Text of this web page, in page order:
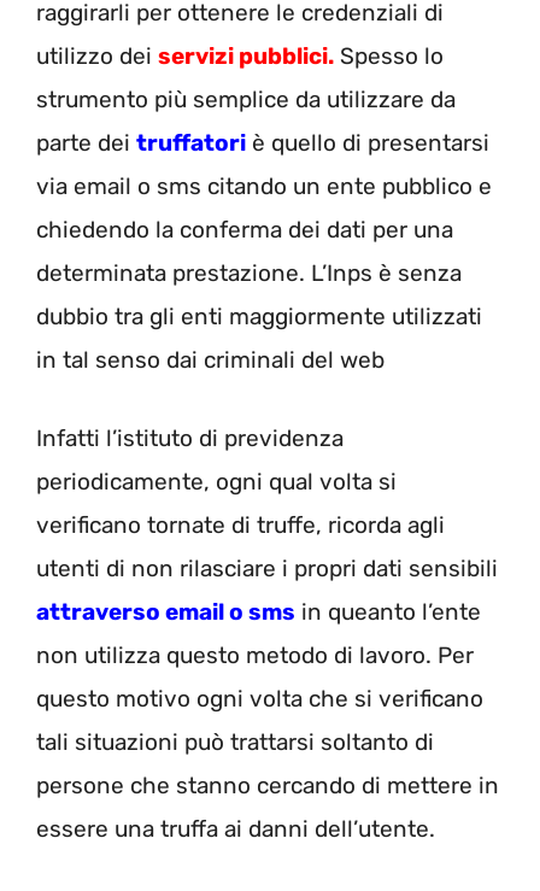
raggirarli per ottenere le credenziali di
utilizzo dei servizi pubblici. Spesso lo
strumento più semplice da utilizzare da
parte dei truffatori è quello di presentarsi
via email o sms citando un ente pubblico e
chiedendo la conferma dei dati per una
determinata prestazione. L’Inps è senza
dubbio tra gli enti maggiormente utilizzati
in tal senso dai criminali del web
Infatti l’istituto di previdenza
periodicamente, ogni qual volta si
verificano tornate di truffe, ricorda agli
utenti di non rilasciare i propri dati sensibili
attraverso email o sms in queanto l’ente
non utilizza questo metodo di lavoro. Per
questo motivo ogni volta che si verificano
tali situazioni può trattarsi soltanto di
persone che stanno cercando di mettere in
essere una truffa ai danni dell’utente.